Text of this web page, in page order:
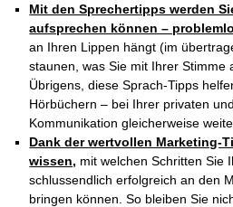
Mit den Sprechertipps werden
aufsprechen können –
an Ihren Lippen hängt (im
staunen, was Sie mit Ihrer Stimme
Übrigens, diese Sprach-Tipps
Hörbüchern – bei Ihrer privaten
Kommunikation gleicherweise
Dank der wertvollen Marketing-
wissen, mit welchen Schritten Sie
schlussendlich erfolgreich an den
bringen können. So bleiben Sie